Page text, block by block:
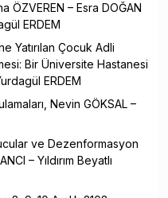
ÖZVEREN – Esra DOĞAN
ERDEM
Yatırılan Çocuk Adli
Bir Üniversite Hastanesi
ERDEM
Nevin GÖKSAL –
ve Dezenformasyon
– Yıldırım Beyatlı